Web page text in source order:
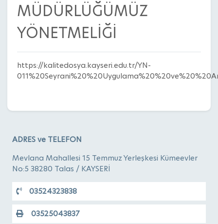
MÜDÜRLÜĞÜMÜZ
YÖNETMELİĞİ
https://kalitedosya.kayseri.edu.tr/YN-
ADRES ve TELEFON
Mevlana Mahallesi 15 Temmuz Yerleşkesi Kümeevler
No:5 38280 Talas / KAYSERİ
03524323838
03525043837